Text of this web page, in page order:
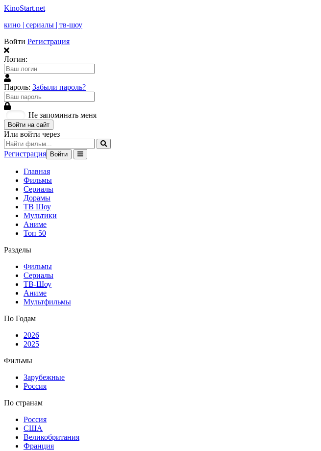
KinoStart.net
кино | сериалы | тв-шоу
Войти Регистрация
Логин:
Пароль: Забыли пароль?
Не запоминать меня
Войти на сайт
Или войти через
Регистрация Войти
Главная
Фильмы
Сериалы
Дорамы
ТВ Шоу
Мультики
Аниме
Топ 50
Разделы
Фильмы
Сериалы
ТВ-Шоу
Аниме
Мультфильмы
По Годам
2026
2025
Фильмы
Зарубежные
Россия
По странам
Россия
США
Великобритания
Франция